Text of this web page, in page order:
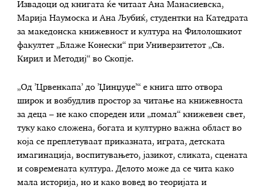
Извадоци од книгата ќе читаат Ана Манасиевска,
Марија Наумоска и Ана Љубиќ, студентки на Катедрата
за македонска книжевност и култура на Филолошкиот
факултет „Блаже Конески“ при Универзитетот „Св.
Кирил и Методиј“ во Скопје.
„Од ’Црвенкапа’ до ’Џинџуџе’“ е книга што отвора
широк и возбудлив простор за читање на книжевноста
за деца – не како спореден или „помал“ книжевен свет,
туку како сложена, богата и културно важна област во
која се преплетуваат приказната, играта, детската
имагинација, воспитувањето, јазикот, сликата, сцената
и современата култура. Делото може да се чита како
мала историја, но и како вовед во теоријата и